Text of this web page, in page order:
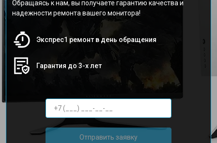
Обращаясь к нам, вы получаете гарантию качества и
надежности ремонта вашего монитора!
Экспрес1 ремонт в день обращения
Гарантия до 3-х лет
Отправить заявку